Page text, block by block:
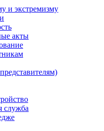
и экстремизму
акты
служба